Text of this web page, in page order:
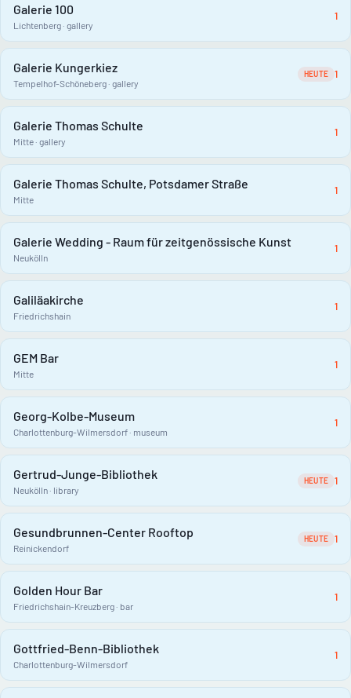
Galerie 100
Lichtenberg · gallery
1
Galerie Kungerkiez
Tempelhof-Schöneberg · gallery
HEUTE 1
Galerie Thomas Schulte
Mitte · gallery
1
Galerie Thomas Schulte, Potsdamer Straße
Mitte
1
Galerie Wedding - Raum für zeitgenössische Kunst
Neukölln
1
Galiläakirche
Friedrichshain
1
GEM Bar
Mitte
1
Georg-Kolbe-Museum
Charlottenburg-Wilmersdorf · museum
1
Gertrud-Junge-Bibliothek
Neukölln · library
HEUTE 1
Gesundbrunnen-Center Rooftop
Reinickendorf
HEUTE 1
Golden Hour Bar
Friedrichshain-Kreuzberg · bar
1
Gottfried-Benn-Bibliothek
Charlottenburg-Wilmersdorf
1